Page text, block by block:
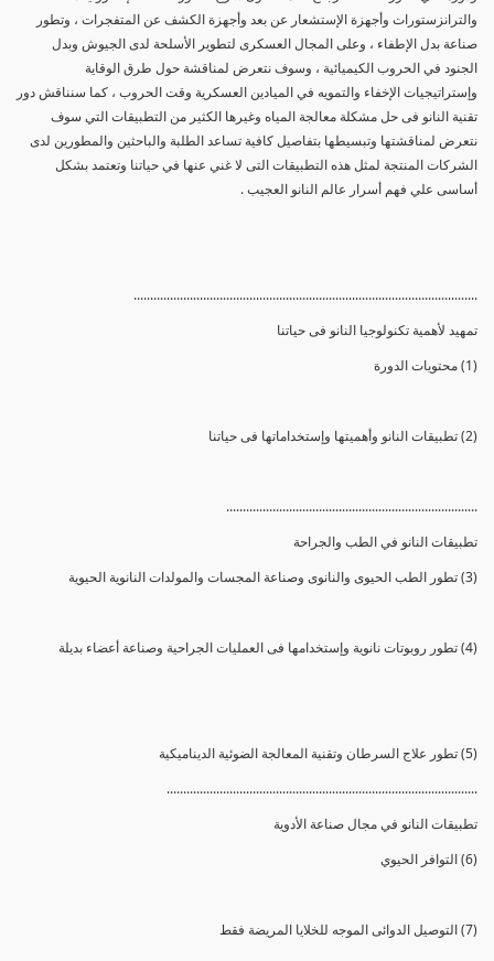
والترانزستورات وأجهزة الإستشعار عن بعد وأجهزة الكشف عن المتفجرات ، وتطور
صناعة بدل الإطفاء ، وعلى المجال العسكرى لتطوير الأسلحة لدى الجيوش وبدل
الجنود في الحروب الكيميائية ، وسوف نتعرض لمناقشة حول طرق الوقاية
وإستراتيجيات الإخفاء والتمويه في الميادين العسكرية وقت الحروب ، كما سنناقش دور
تقنية النانو فى حل مشكلة معالجة المياه وغيرها الكثير من التطبيقات التي سوف
نتعرض لمناقشتها وتبسيطها بتفاصيل كافية تساعد الطلبة والباحثين والمطورين لدى
الشركات المنتجة لمثل هذه التطبيقات التى لا غني عنها في حياتنا وتعتمد بشكل
أساسى علي فهم أسرار عالم النانو العجيب .
........................................................................................................
تمهيد لأهمية تكنولوجيا النانو فى حياتنا
(1) محتويات الدورة
(2) تطبيقات النانو وأهميتها وإستخداماتها فى حياتنا
............................................................................
تطبيقات النانو في الطب والجراحة
(3) تطور الطب الحيوى والنانوى وصناعة المجسات والمولدات النانوية الحيوية
(4) تطور روبوتات نانوية وإستخدامها فى العمليات الجراحية وصناعة أعضاء بديلة
(5) تطور علاج السرطان وتقنية المعالجة الضوئية الديناميكية
..............................................................................................
تطبيقات النانو في مجال صناعة الأدوية
(6) التوافر الحيوي
(7) التوصيل الدوائى الموجه للخلايا المريضة فقط